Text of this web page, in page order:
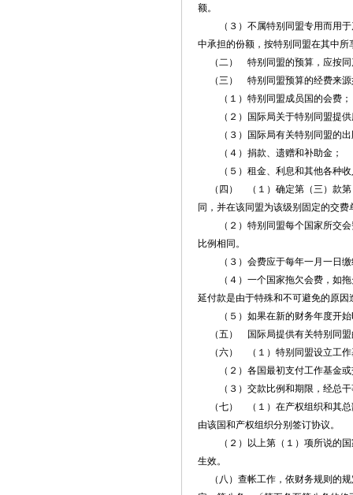
额。
（３）不属特别同盟专用而用于
中承担的份额，按特别同盟在其中所
（二） 特别同盟的预算，应按同
（三） 特别同盟预算的经费来源
（１）特别同盟成员国的会费；
（２）国际局关于特别同盟提供
（３）国际局有关特别同盟的出
（４）捐款、遗赠和补助金；
（５）租金、利息和其他各种收
（四） （１）确定第（三）款第
同，并在该同盟为该级别固定的交
（２）特别同盟每个国家所交会
比例相同。
（３）会费应于每年一月一日缴
（４）一个国家拖欠会费，如拖
延付款是由于特殊和不可避免的原
（５）如果在新的财务年度开始
（五） 国际局提供有关特别同盟
（六） （１）特别同盟设立工作
（２）各国最初支付工作基金或
（３）交款比例和期限，经总干
（七） （１）在产权组织和其总
由该国和产权组织分别签订协议。
（２）以上第（１）项所说的国
生效。
（八）查帐工作，依财务规则的规